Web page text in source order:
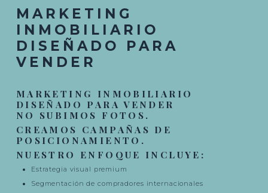
MARKETING
INMOBILIARIO
DISEÑADO PARA
VENDER
MARKETING INMOBILIARIO
DISEÑADO PARA VENDER
NO SUBIMOS FOTOS.
CREAMOS CAMPAÑAS DE
POSICIONAMIENTO.
NUESTRO ENFOQUE INCLUYE:
Estrategia visual premium
Segmentación de compradores internacionales